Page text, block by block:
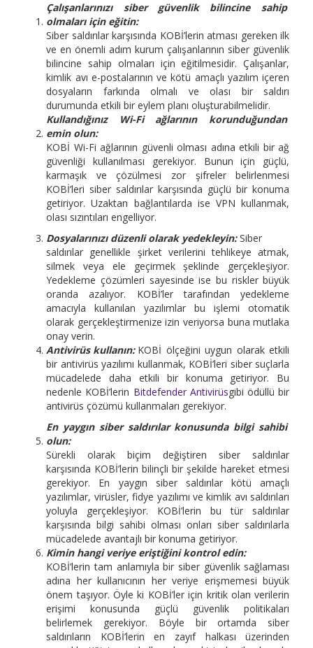
Çalışanlarınızı siber güvenlik bilincine sahip
olmaları için eğitin:
Siber saldırılar karşısında KOBİ’lerin atması gereken ilk
ve en önemli adım kurum çalışanlarının siber güvenlik
bilincine sahip olmaları için eğitilmesidir. Çalışanlar,
kimlik avı e-postalarının ve kötü amaçlı yazılım içeren
dosyaların farkında olmalı ve olası bir saldırı
durumunda etkili bir eylem planı oluşturabilmelidir.
Kullandığınız Wi-Fi ağlarının korunduğundan
emin olun:
KOBİ Wi-Fi ağlarının güvenli olması adına etkili bir ağ
güvenliği kullanılması gerekiyor. Bunun için güçlü,
karmaşık ve çözülmesi zor şifreler belirlenmesi
KOBİ’leri siber saldırılar karşısında güçlü bir konuma
getiriyor. Uzaktan bağlantılarda ise VPN kullanmak,
olası sızıntıları engelliyor.
Dosyalarınızı düzenli olarak yedekleyin:Siber
saldırılar genellikle şirket verilerini tehlikeye atmak,
silmek veya ele geçirmek şeklinde gerçekleşiyor.
Yedekleme çözümleri sayesinde ise bu riskler büyük
oranda azalıyor. KOBİ’ler tarafından yedekleme
amacıyla kullanılan yazılımlar bu işlemi otomatik
olarak gerçekleştirmenize izin veriyorsa buna mutlaka
onay verin.
Antivirüs kullanın: KOBİ ölçeğini uygun olarak etkili
bir antivirüs yazılımı kullanmak, KOBİ’leri siber suçlarla
mücadelede daha etkili bir konuma getiriyor. Bu
nedenle KOBİ’lerin Bitdefender Antivirüsgibi ödüllü bir
antivirüs çözümü kullanmaları gerekiyor.
En yaygın siber saldırılar konusunda bilgi sahibi
olun:
Sürekli olarak biçim değiştiren siber saldırılar
karşısında KOBİ’lerin bilinçli bir şekilde hareket etmesi
gerekiyor. En yaygın siber saldırılar kötü amaçlı
yazılımlar, virüsler, fidye yazılımı ve kimlik avı saldırıları
yoluyla gerçekleşiyor. KOBİ’lerin bu tür saldırılar
karşısında bilgi sahibi olması onları siber saldırılarla
mücadelede avantajlı bir konuma getiriyor.
Kimin hangi veriye eriştiğini kontrol edin:
KOBİ’lerin tam anlamıyla bir siber güvenlik sağlaması
adına her kullanıcının her veriye erişmemesi büyük
önem taşıyor. Öyle ki KOBİ’ler için kritik olan verilerin
erişimi konusunda güçlü güvenlik politikaları
belirlemek gerekiyor. Böyle bir ortamda siber
saldırıların KOBİ’lerin en zayıf halkası üzerinden